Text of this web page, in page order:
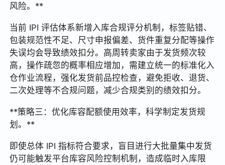
风险。**
当前 IPI 评估体系新增入库合规评分机制，标签贴错、
包装规范性不足、尺寸申报偏差、货件重复分配等操作
失误均会导致绩效扣分。高周转卖家由于发货频次较
高，操作疏忽的概率相应增加，需建立统一的标准化入
仓作业流程，强化发货前品控检查，避免拒收、退货、
二次处理等不合规问题，减少合规类别的绩效扣分。
**策略三：优化库容配额使用效率，科学制定发货规
划。**
即使总体 IPI 指标符合要求，盲目进行大批量集中发货
仍可能触发平台库容风险控制机制，造成临时入库限